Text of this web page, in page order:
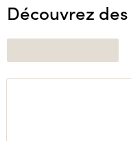
Découvrez